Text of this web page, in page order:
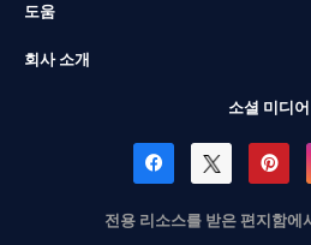
도움
회사 소개
소셜 미디어
전용 리소스를 받은 편지함에